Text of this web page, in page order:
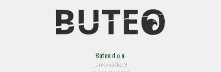
Buteo d.o.o.
Jankovačka 9